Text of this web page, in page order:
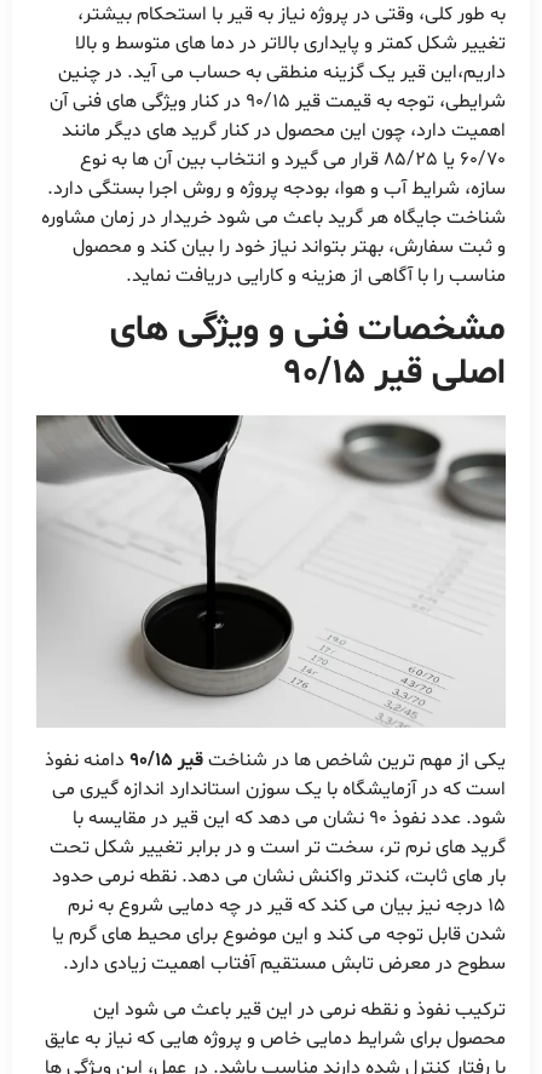
به طور کلی، وقتی در پروژه نیاز به قیر با استحکام بیشتر،
تغییر شکل کمتر و پایداری بالاتر در دما های متوسط و بالا
داریم،این قیر یک گزینه منطقی به حساب می آید. در چنین
شرایطی، توجه به قیمت قیر 90/15 در کنار ویژگی های فنی آن
اهمیت دارد، چون این محصول در کنار گرید های دیگر مانند
60/70 یا 85/25 قرار می گیرد و انتخاب بین آن ها به نوع
سازه، شرایط آب و هوا، بودجه پروژه و روش اجرا بستگی دارد.
شناخت جایگاه هر گرید باعث می شود خریدار در زمان مشاوره
و ثبت سفارش، بهتر بتواند نیاز خود را بیان کند و محصول
مناسب را با آگاهی از هزینه و کارایی دریافت نماید.
مشخصات فنی و ویژگی های
اصلی قیر 90/15
یکی از مهم ترین شاخص ها در شناختقیر 90/15
دامنه نفوذ
است که در آزمایشگاه با یک سوزن استاندارد اندازه گیری می
شود. عدد نفوذ 90 نشان می دهد که این قیر در مقایسه با
گرید های نرم تر، سخت تر است و در برابر تغییر شکل تحت
بار های ثابت، کندتر واکنش نشان می دهد. نقطه نرمی حدود
15 درجه نیز بیان می کند که قیر در چه دمایی شروع به نرم
شدن قابل توجه می کند و این موضوع برای محیط های گرم یا
سطوح در معرض تابش مستقیم آفتاب اهمیت زیادی دارد.
ترکیب نفوذ و نقطه نرمی در این قیر باعث می شود این
محصول برای شرایط دمایی خاص و پروژه هایی که نیاز به عایق
با رفتار کنترل شده دارند مناسب باشد. در عمل، این ویژگی ها